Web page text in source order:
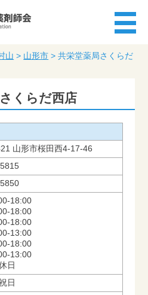
山 > 山形市 >共栄堂薬局さくらだ
くらだ西店
山形市桜田西4-17-46
18:00
18:00
18:00
13:00
18:00
13:00
日
日